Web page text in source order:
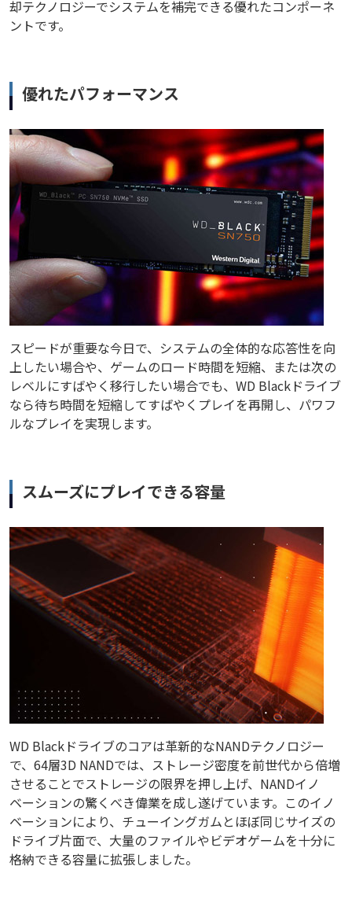
却テクノロジーでシステムを補完できる優れたコンポーネ
ントです。
優れたパフォーマンス
スピードが重要な今日で、システムの全体的な応答性を向
上したい場合や、ゲームのロード時間を短縮、または次の
レベルにすばやく移行したい場合でも、WD Blackドライブ
なら待ち時間を短縮してすばやくプレイを再開し、パワフ
ルなプレイを実現します。
スムーズにプレイできる容量
WD Blackドライブのコアは革新的なNANDテクノロジー
で、64層3D NANDでは、ストレージ密度を前世代から倍増
させることでストレージの限界を押し上げ、NANDイノ
ベーションの驚くべき偉業を成し遂げています。このイノ
ベーションにより、チューイングガムとほぼ同じサイズの
ドライブ片面で、大量のファイルやビデオゲームを十分に
格納できる容量に拡張しました。